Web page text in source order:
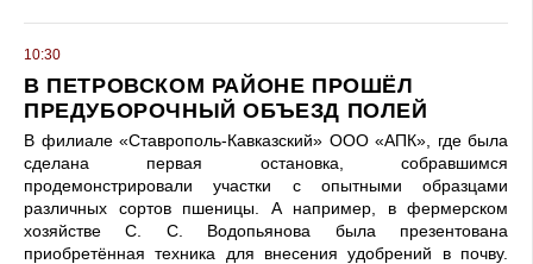
10:30
В ПЕТРОВСКОМ РАЙОНЕ ПРОШЁЛ
ПРЕДУБОРОЧНЫЙ ОБЪЕЗД ПОЛЕЙ
В филиале «Ставрополь-Кавказский» ООО «АПК», где была
сделана первая остановка, собравшимся
продемонстрировали участки с опытными образцами
различных сортов пшеницы. А например, в фермерском
хозяйстве С. С. Водопьянова была презентована
приобретённая техника для внесения удобрений в почву.